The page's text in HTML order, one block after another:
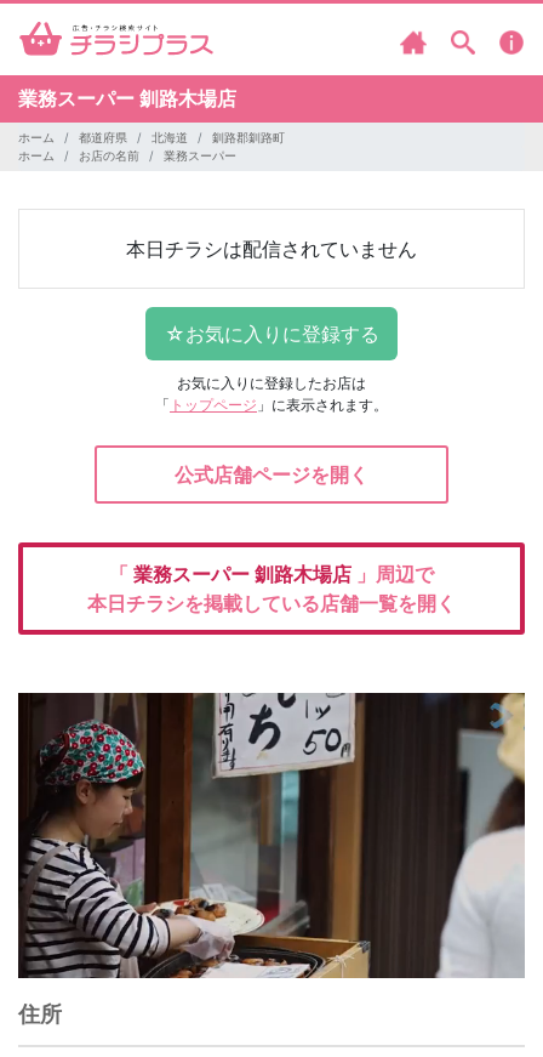
業務スーパー 釧路木場店
ホーム 都道府県 北海道
釧路郡釧路町
ホーム
お店の名前 業務スーパー
本日チラシは配信されていません
お気に入りに登録したお店は
「 トップページ 」に表示されます。
公式店舗ページを開く
「 業務スーパー 釧路木場店 」周辺で
本日チラシを掲載している店舗一覧を開く
住所